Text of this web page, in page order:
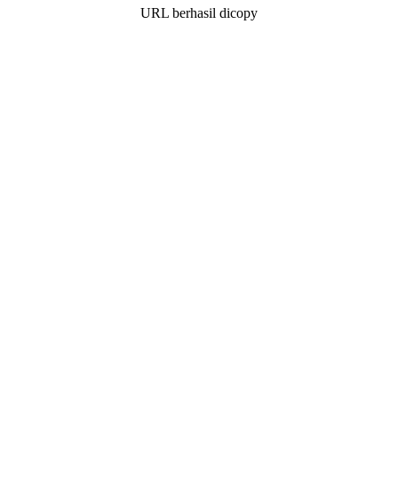
URL berhasil dicopy